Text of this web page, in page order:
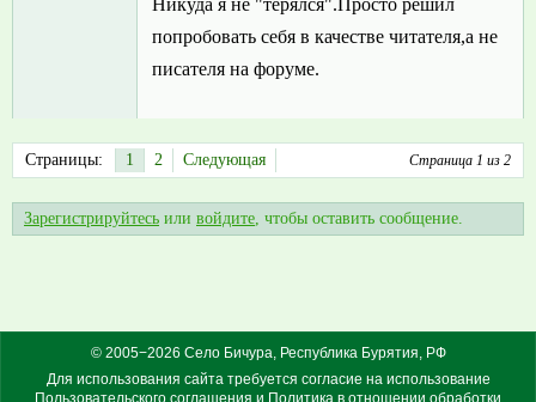
Никуда я не "терялся".Просто решил
попробовать себя в качестве читателя,а не
писателя на форуме.
Страница 1 из 2
Страницы: 1 2 Следующая
Зарегистрируйтесь или войдите, чтобы оставить сообщение.
© 2005−2026 Село Бичура, Республика Бурятия, РФ
Для использования сайта требуется согласие на использование